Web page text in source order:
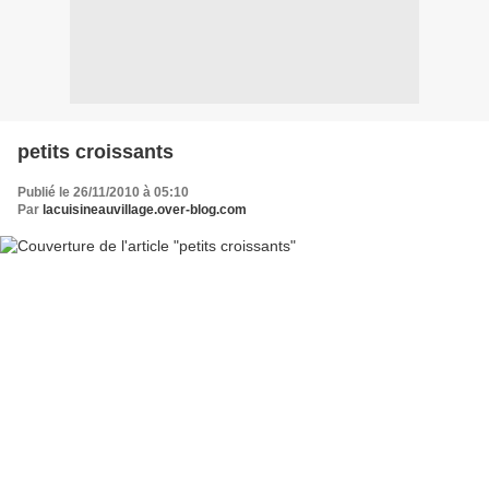
petits croissants
Publié le 26/11/2010 à 05:10
Par lacuisineauvillage.over-blog.com